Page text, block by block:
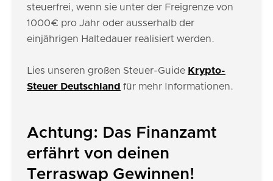
steuerfrei, wenn sie unter der Freigrenze von
1000€ pro Jahr oder ausserhalb der
einjährigen Haltedauer realisiert werden.
Lies unseren großen Steuer-Guide Krypto-
Steuer Deutschland für mehr Informationen.
Achtung: Das Finanzamt
erfährt von deinen
Terraswap Gewinnen!